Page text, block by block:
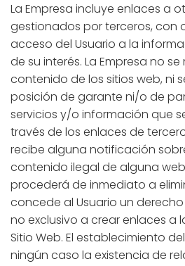
La Empresa incluye enlaces a
gestionados por terceros, con
acceso del Usuario a la
de su interés. La Empresa no
contenido de los sitios web, ni
posición de garante ni/o de
servicios y/o información que
través de los enlaces de
recibe alguna notificación
contenido ilegal de alguna
procederá de inmediato a
concede al Usuario un
no exclusivo a crear enlaces a
Sitio Web. El establecimiento
ningún caso la existencia de